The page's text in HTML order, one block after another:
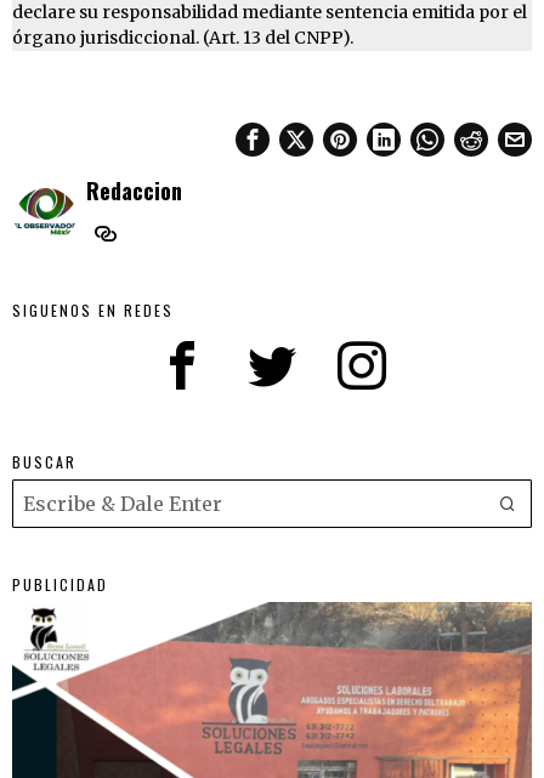
declare su responsabilidad mediante sentencia emitida por el
órgano jurisdiccional. (Art. 13 del CNPP).
Redaccion
SIGUENOS EN REDES
BUSCAR
PUBLICIDAD